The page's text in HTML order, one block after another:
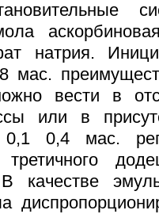
натрия.
мас.
вести в
или в
0,1 0,4 мас.
В качестве